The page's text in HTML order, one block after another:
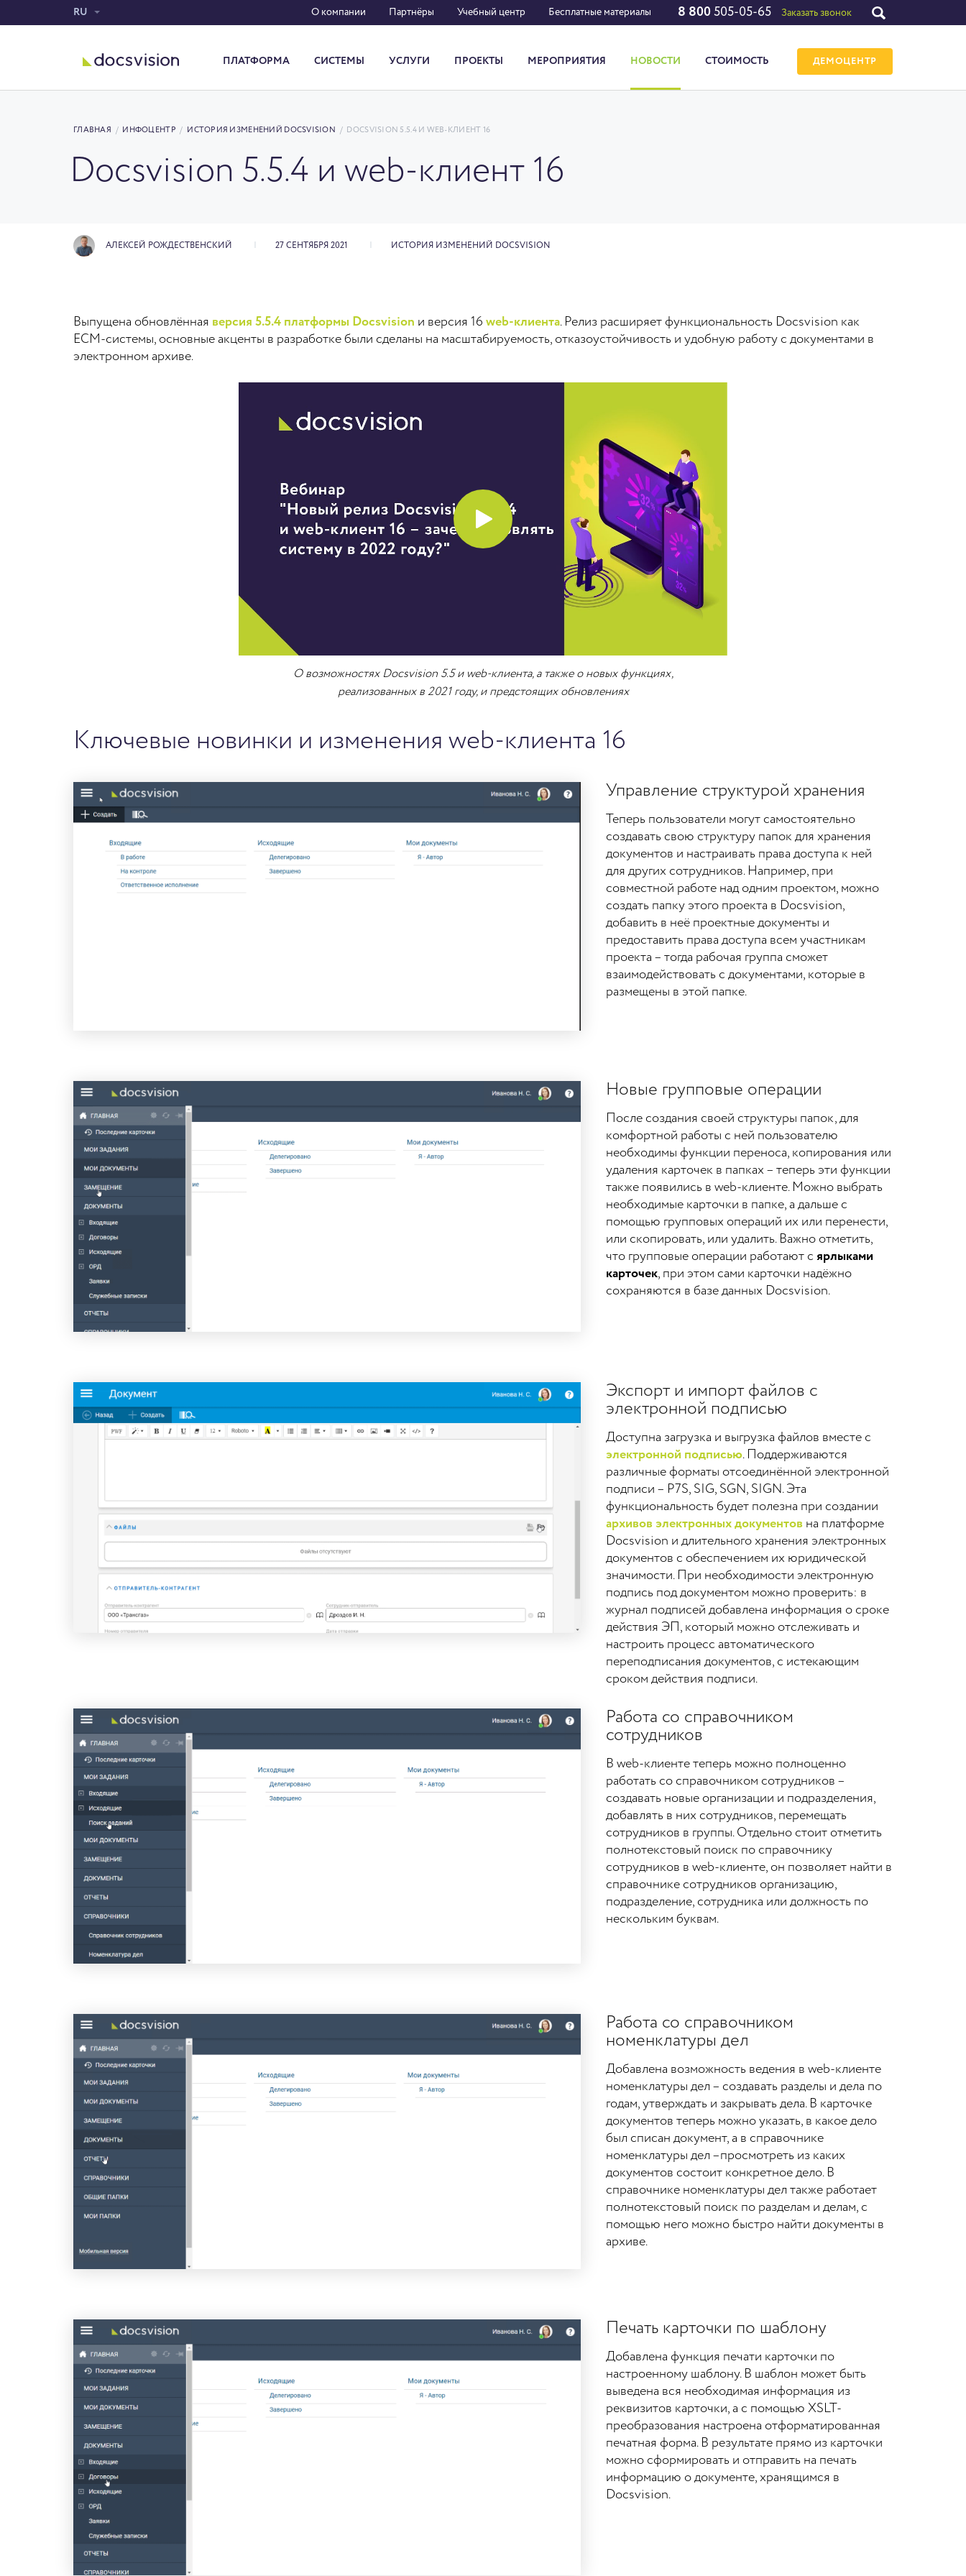
RU О компании Партнёры Учебный центр Бесплатные материалы 8 800 505-05-65 Заказать звонок
ПЛАТФОРМА СИСТЕМЫ УСЛУГИ ПРОЕКТЫ МЕРОПРИЯТИЯ НОВОСТИ СТОИМОСТЬ ДЕМОЦЕНТР
ГЛАВНАЯ / ИНФОЦЕНТР / ИСТОРИЯ ИЗМЕНЕНИЙ DOCSVISION / DOCSVISION 5.5.4 И WEB-КЛИЕНТ 16
Docsvision 5.5.4 и web-клиент 16
АЛЕКСЕЙ РОЖДЕСТВЕНСКИЙ 27 СЕНТЯБРЯ 2021 ИСТОРИЯ ИЗМЕНЕНИЙ DOCSVISION
Выпущена обновлённая версия 5.5.4 платформы Docsvision и версия 16 web-клиента. Релиз расширяет функциональность Docsvision как
ECM-системы, основные акценты в разработке были сделаны на масштабируемость, отказоустойчивость и удобную работу с документами в
электронном архиве.
О возможностях Docsvision 5.5 и web-клиента, а также о новых функциях,
реализованных в 2021 году, и предстоящих обновлениях
Ключевые новинки и изменения web-клиента 16
Управление структурой хранения
Теперь пользователи могут самостоятельно
создавать свою структуру папок для хранения
документов и настраивать права доступа к ней
для других сотрудников. Например, при
совместной работе над одним проектом, можно
создать папку этого проекта в Docsvision,
добавить в неё проектные документы и
предоставить права доступа всем участникам
проекта – тогда рабочая группа сможет
взаимодействовать с документами, которые в
размещены в этой папке.
Новые групповые операции
После создания своей структуры папок, для
комфортной работы с ней пользователю
необходимы функции переноса, копирования или
удаления карточек в папках – теперь эти функции
также появились в web-клиенте. Можно выбрать
необходимые карточки в папке, а дальше с
помощью групповых операций их или перенести,
или скопировать, или удалить. Важно отметить,
что групповые операции работают с ярлыками
карточек, при этом сами карточки надёжно
сохраняются в базе данных Docsvision.
Экспорт и импорт файлов с
электронной подписью
Доступна загрузка и выгрузка файлов вместе с
электронной подписью. Поддерживаются
различные форматы отсоединённой электронной
подписи – P7S, SIG, SGN, SIGN. Эта
функциональность будет полезна при создании
архивов электронных документов на платформе
Docsvision и длительного хранения электронных
документов с обеспечением их юридической
значимости. При необходимости электронную
подпись под документом можно проверить: в
журнал подписей добавлена информация о сроке
действия ЭП, который можно отслеживать и
настроить процесс автоматического
переподписания документов, с истекающим
сроком действия подписи.
Работа со справочником
сотрудников
В web-клиенте теперь можно полноценно
работать со справочником сотрудников –
создавать новые организации и подразделения,
добавлять в них сотрудников, перемещать
сотрудников в группы. Отдельно стоит отметить
полнотекстовый поиск по справочнику
сотрудников в web-клиенте, он позволяет найти в
справочнике сотрудников организацию,
подразделение, сотрудника или должность по
нескольким буквам.
Работа со справочником
номенклатуры дел
Добавлена возможность ведения в web-клиенте
номенклатуры дел – создавать разделы и дела по
годам, утверждать и закрывать дела. В карточке
документов теперь можно указать, в какое дело
был списан документ, а в справочнике
номенклатуры дел –просмотреть из каких
документов состоит конкретное дело. В
справочнике номенклатуры дел также работает
полнотекстовый поиск по разделам и делам, с
помощью него можно быстро найти документы в
архиве.
Печать карточки по шаблону
Добавлена функция печати карточки по
настроенному шаблону. В шаблон может быть
выведена вся необходимая информация из
реквизитов карточки, а с помощью XSLT-
преобразования настроена отформатированная
печатная форма. В результате прямо из карточки
можно сформировать и отправить на печать
информацию о документе, хранящимся в
Docsvision.